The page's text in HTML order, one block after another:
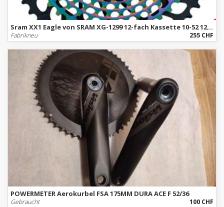
Sram XX1 Eagle von SRAM XG-1299 12-fach Kassette 10-52 12 Fach
Fabrikneu 255 CHF
POWERMETER Aerokurbel FSA 175MM DURA ACE F 52/36
Gebraucht 100 CHF